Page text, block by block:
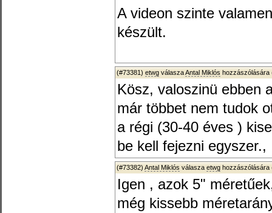
A videon szinte
készült.
(#73381) etwg válaszaAntal Miklós hozzászólására
Kösz, valoszinü ebben
már többet nem tudok
a régi (30-40 éves )
be kell fejezni egyszer.,
(#73382) Antal Miklós válasza etwg hozzászólására
Igen , azok 5"
még kissebb